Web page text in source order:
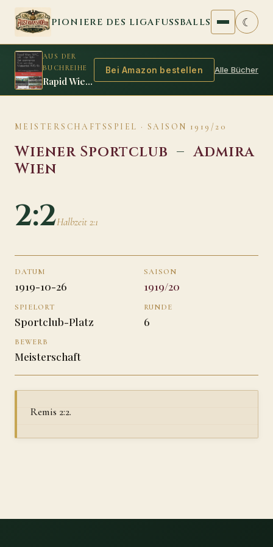
Zum Inhalt springen
PIONIERE DES LIGAFUSSBALLS ☾
AUS DER
BUCHREIHE
Rapid Wien, WAC, FAC oder WAF: Der spannende Krimi um den Meistertitel 1915/16
Bei Amazon bestellen Alle Bücher
MEISTERSCHAFTSSPIEL · SAISON 1919/20
Wiener Sportclub –Admira
Wien
2:2Halbzeit 2:1
DATUM
1919-10-26
SAISON
1919/20
SPIELORT
Sportclub-Platz
RUNDE
6
BEWERB
Meisterschaft
Remis 2:2.